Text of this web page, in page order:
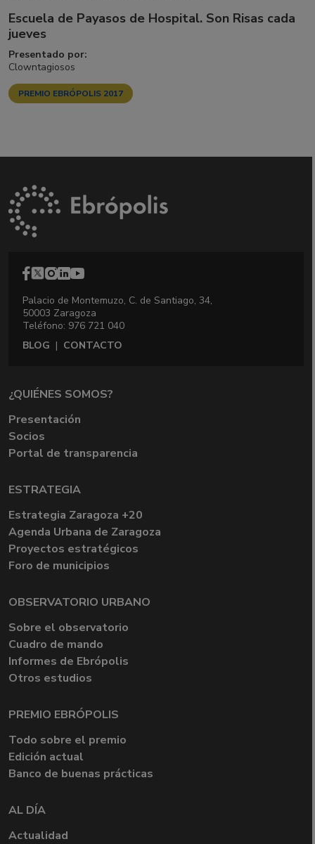
Escuela de Payasos de Hospital. Son Risas cada
jueves
Presentado por:
Clowntagiosos
PREMIO EBRÓPOLIS 2017
Palacio de Montemuzo, C. de Santiago, 34,
50003 Zaragoza
Teléfono: 976 721 040
BLOG | CONTACTO
¿QUIÉNES SOMOS?
Presentación
Socios
Portal de transparencia
ESTRATEGIA
Estrategia Zaragoza +20
Agenda Urbana de Zaragoza
Proyectos estratégicos
Foro de municipios
OBSERVATORIO URBANO
Sobre el observatorio
Cuadro de mando
Informes de Ebrópolis
Otros estudios
PREMIO EBRÓPOLIS
Todo sobre el premio
Edición actual
Banco de buenas prácticas
AL DÍA
Actualidad